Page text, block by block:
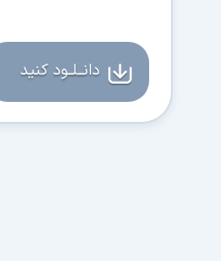
دانــلــود کنید